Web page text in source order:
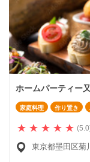
ホームパーティー
家庭料理 作り置き
東京都墨田区